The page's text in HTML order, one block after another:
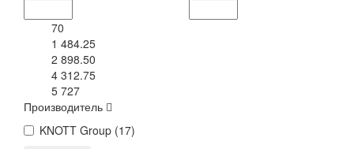
70
1 484.25
2 898.50
4 312.75
5 727
Производитель
KNOTT Group (17)